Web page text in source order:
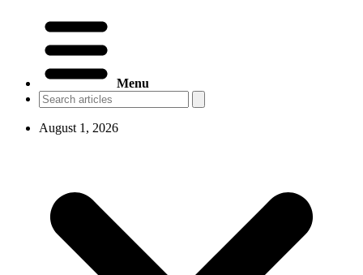
Menu
August 1, 2026